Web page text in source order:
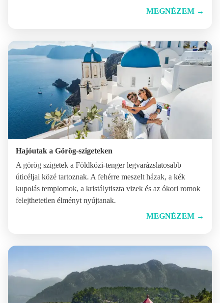
MEGNÉZEM →
Hajóutak a Görög-szigeteken
A görög szigetek a Földközi-tenger legvarázslatosabb
úticéljai közé tartoznak. A fehérre meszelt házak, a kék
kupolás templomok, a kristálytiszta vizek és az ókori romok
felejthetetlen élményt nyújtanak.
MEGNÉZEM →